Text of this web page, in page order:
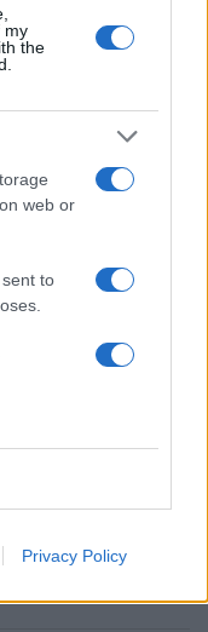
my
the
web or
to
Privacy Policy
ισχύουν